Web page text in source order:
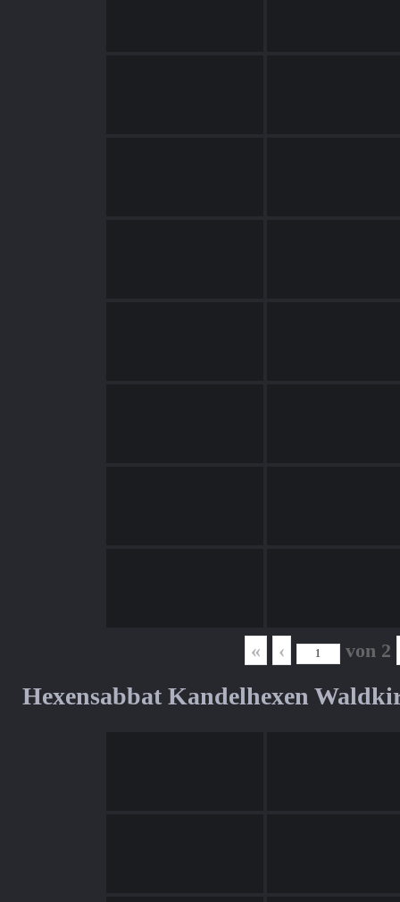
« ‹ von 2
Hexensabbat Kandelhexen